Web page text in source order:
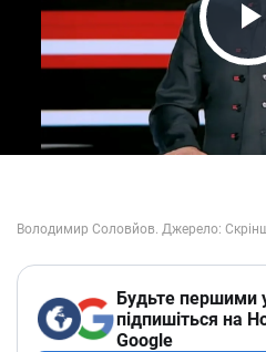
Будьте першими
підпишіться на
Google